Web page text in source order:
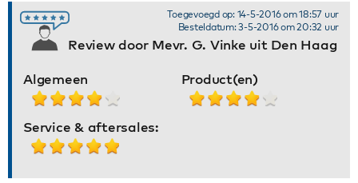
Review door Mevr. G. Vinke uit Den Haag
Toegevoegd op: 14-5-2016 om 18:57 uur
Besteldatum: 3-5-2016 om 20:32 uur
Algemeen Product(en)
Service & aftersales: